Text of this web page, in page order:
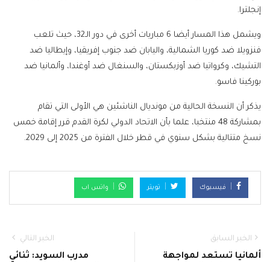
إنجلترا.
ويشمل هذا المسار أيضا 6 مباريات أخرى في دور الـ32، حيث تلعب
فنزويلا ضد كوريا الشمالية، واليابان ضد جنوب إفريقيا، وإيطاليا ضد
التشيك، وكرواتيا ضد أوزبكستان، والسنغال ضد أوغندا، وألمانيا ضد
بوركينا فاسو.
يذكر أن النسخة الحالية من مونديال الناشئين هي الأولى التي تقام
بمشاركة 48 منتخبا، علما بأن الاتحاد الدولي لكرة القدم قرر إقامة خمس
نسخ متتالية بشكل سنوي في قطر خلال الفترة من 2025 إلى 2029.
فيسبوك تويتر واتس اب
الخبر السابق
ألمانيا تستعد لمواجهة
الخبر التالي
مدرب السويد: ثنائي